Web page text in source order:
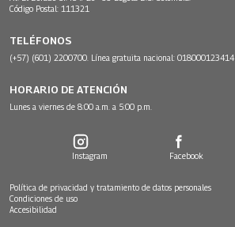
Código Postal: 111321
TELÉFONOS
(+57) (601) 2200700. Línea gratuita nacional: 018000123414
HORARIO DE ATENCIÓN
Lunes a viernes de 8:00 a.m. a 5:00 p.m.
Instagram Facebook
Política de privacidad y tratamiento de datos personales
Condiciones de uso
Accesibilidad